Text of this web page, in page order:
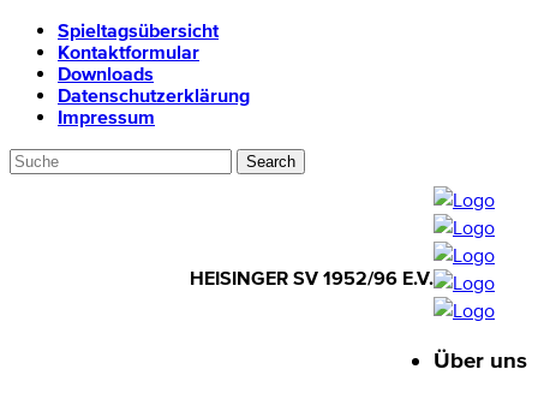
Spieltagsübersicht
Kontaktformular
Downloads
Datenschutzerklärung
Impressum
HEISINGER SV 1952/96 E.V.
Über uns